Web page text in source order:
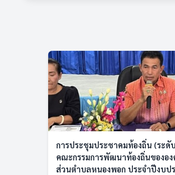
การประชุมประชาคมท้องถิ่น (ระดั
คณะกรรมการพัฒนาท้องถิ่นขององ
ส่วนตำบลหนองพอก ประจำปีงบป